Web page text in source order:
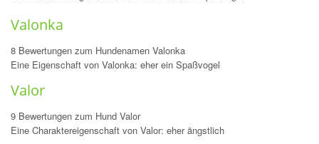
Valonka
8 Bewertungen zum Hundenamen Valonka
Eine Eigenschaft von Valonka: eher ein Spaßvogel
Valor
9 Bewertungen zum Hund Valor
Eine Charaktereigenschaft von Valor: eher ängstlich